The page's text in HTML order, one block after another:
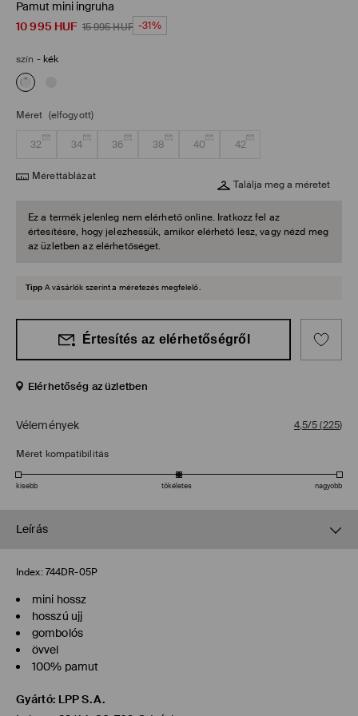
Pamut mini ingruha
10 995 HUF 15 995HUF -31%
szín - kék
Méret (elfogyott)
32 34 36 38 40 42
Mérettáblázat
Találja meg a méretet
Ez a termék jelenleg nem elérhető online. Iratkozz fel az
értesítésre, hogy jelezhessük, amikor elérhető lesz, vagy nézd meg
az üzletben az elérhetőséget.
Tipp A vásárlók szerint a méretezés megfelelő.
Értesítés az elérhetőségről
Elérhetőség az üzletben
Vélemények 4,5/5(225)
Méret kompatibilitás
kisebb tökéletes nagyobb
Leírás
Index: 744DR-05P
mini hossz
hosszú ujj
gombolós
övvel
100% pamut
Gyártó: LPP S.A.